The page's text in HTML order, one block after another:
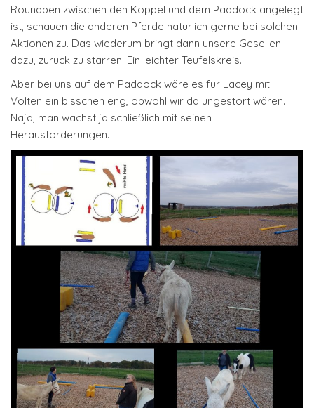
Roundpen zwischen den Koppel und dem Paddock angelegt
ist, schauen die anderen Pferde natürlich gerne bei solchen
Aktionen zu. Das wiederum bringt dann unsere Gesellen
dazu, zurück zu starren. Ein leichter Teufelskreis.
Aber bei uns auf dem Paddock wäre es für Lacey mit
Volten ein bisschen eng, obwohl wir da ungestört wären.
Naja, man wächst ja schließlich mit seinen
Herausforderungen.